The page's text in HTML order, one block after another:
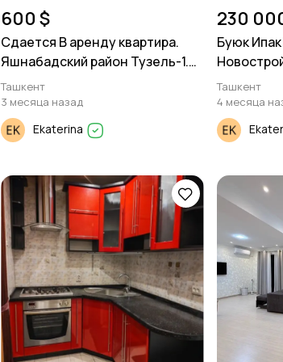
600 $
Сдается В аренду квартира.
Яшнабадский район Тузель-1.
3/1/4 68м².
Ташкент
3 месяца назад
Ekaterina
230
Буюк Ипак
Ташкент
4 месяца